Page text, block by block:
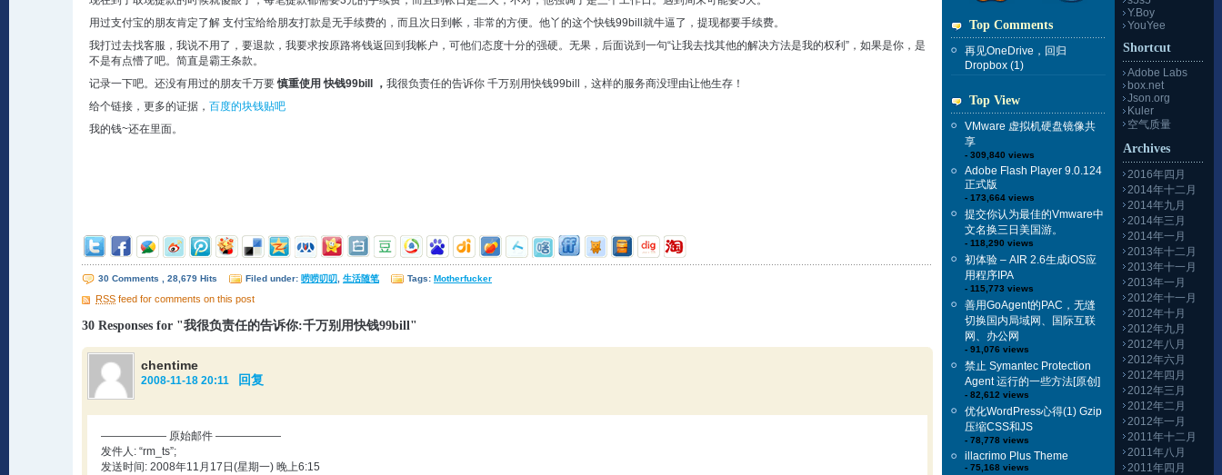
用过支付宝的朋友肯定了解 支付宝给给朋友打款是无手续费的，而且次日到帐，非常的方便。他丫的这个快钱99bill就牛逼了，提现都要手续费。
我打过去找客服，我说不用了，要退款，我要求按原路将钱返回到我帐户，可他们态度十分的强硬。无果，后面说到一句“让我去找其他的解决方法是我的权利”，如果是你，是
不是有点懵了吧。简直是霸王条款。
记录一下吧。还没有用过的朋友千万要慎重使用 快钱99bill ， 我很负责任的告诉你 千万别用快钱99bill，这样的服务商没理由让他生存！
给个链接，更多的证据， 百度的块钱贴吧
我的钱~还在里面。
30 Comments , 28,679 Hits Filed under: 唠唠叨叨 生活随笔 Tags: Motherfucker
RSS feed for comments on this post
30 Responses for "我很负责任的告诉你:千万别用快钱99bill"
chentime
2008-11-18 20:11 回复
—————— 原始邮件 ——————
发件人: “rm_ts”;
发送时间: 2008年11月17日(星期一) 晚上6:15
Top Comments
再见OneDrive，回归
Dropbox(1)
Top View
VMware 虚拟机硬盘镜像共
享
- 309,840 views
Adobe Flash Player 9.0.124
正式版
- 173,664 views
提交你认为最佳的Vmware中
文名换三日美国游。
- 118,290 views
初体验 – AIR 2.6生成iOS应
用程序IPA
- 115,773 views
善用GoAgent的PAC，无缝
切换国内局域网、国际互联
网、办公网
- 91,076 views
禁止 Symantec Protection
Agent 运行的一些方法[原创]
- 82,612 views
优化WordPress心得(1) Gzip
压缩CSS和JS
- 78,778 views
illacrimo Plus Theme
- 75,168 views
Y.Boy
YouYee
Shortcut
Adobe Labs
box.net
Json.org
Kuler
空气质量
Archives
2016年四月
2014年十二月
2014年九月
2014年三月
2014年一月
2013年十二月
2013年十一月
2013年一月
2012年十一月
2012年十月
2012年九月
2012年八月
2012年六月
2012年四月
2012年三月
2012年二月
2012年一月
2011年十二月
2011年八月
2011年四月